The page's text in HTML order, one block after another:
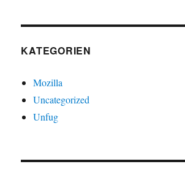
KATEGORIEN
Mozilla
Uncategorized
Unfug